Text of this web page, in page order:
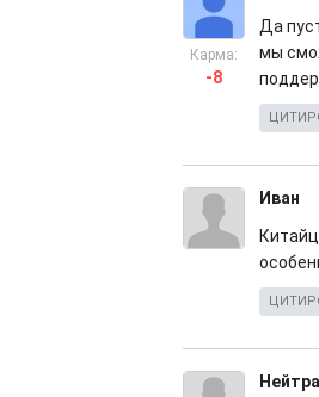
Карма:
-8
Да
мы
Иван